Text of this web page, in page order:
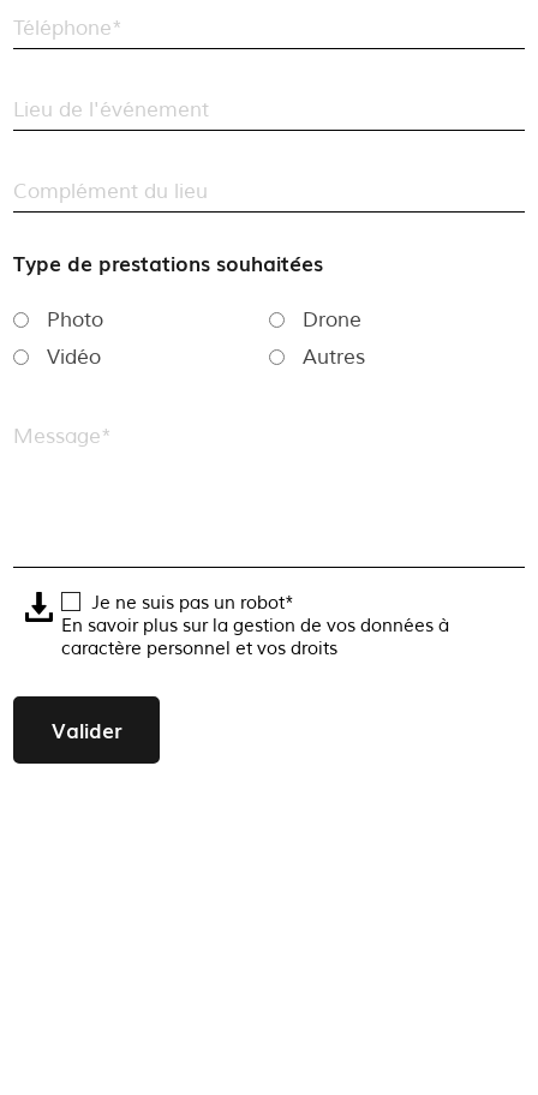
Téléphone*
Lieu de l'événement
Complément du lieu
Type de prestations souhaitées
Photo
Vidéo
Drone
Autres
Message*
Je ne suis pas un robot*
En savoir plus sur la gestion de vos données à
caractère personnel et vos droits
Valider